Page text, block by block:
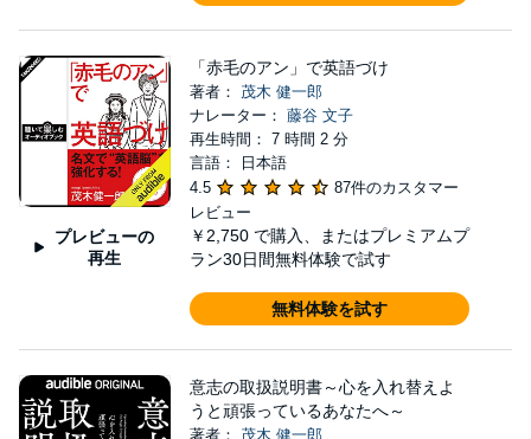
プレビューの
再生
「赤毛のアン」で英語づけ
著者： 茂木 健一郎
ナレーター： 藤谷 文子
再生時間： 7 時間 2 分
言語： 日本語
4.5
87件のカスタマー
レビュー
￥2,750 で購入、またはプレミアムプ
ラン30日間無料体験で試す
無料体験を試す
意志の取扱説明書～心を入れ替えよ
うと頑張っているあなたへ～
著者： 茂木 健一郎